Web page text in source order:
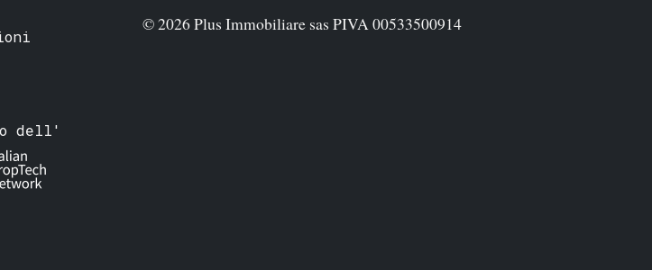
dell'
© 2026 Plus Immobiliare sas PIVA 00533500914